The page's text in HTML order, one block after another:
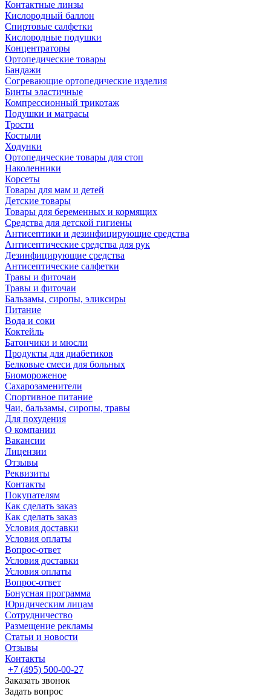
Контактные линзы
Кислородный баллон
Спиртовые салфетки
Кислородные подушки
Концентраторы
Ортопедические товары
Бандажи
Согревающие ортопедические изделия
Бинты эластичные
Компрессионный трикотаж
Подушки и матрасы
Трости
Костыли
Ходунки
Ортопедические товары для стоп
Наколенники
Корсеты
Товары для мам и детей
Детские товары
Товары для беременных и кормящих
Средства для детской гигиены
Антисептики и дезинфицирующие средства
Антисептические средства для рук
Дезинфицирующие средства
Антисептические салфетки
Травы и фиточаи
Травы и фиточаи
Бальзамы, сиропы, эликсиры
Питание
Вода и соки
Коктейль
Батончики и мюсли
Продукты для диабетиков
Белковые смеси для больных
Биомороженое
Сахарозаменители
Спортивное питание
Чаи, бальзамы, сиропы, травы
Для похудения
О компании
Вакансии
Лицензии
Отзывы
Реквизиты
Контакты
Покупателям
Как сделать заказ
Как сделать заказ
Условия доставки
Условия оплаты
Вопрос-ответ
Условия доставки
Условия оплаты
Вопрос-ответ
Бонусная программа
Юридическим лицам
Сотрудничество
Размещение рекламы
Статьи и новости
Отзывы
Контакты
+7 (495) 500-00-27
Заказать звонок
Задать вопрос